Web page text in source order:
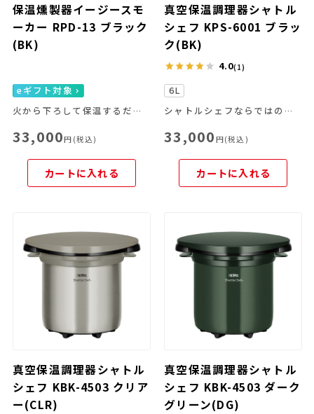
保温燻製器イージースモ
ーカー RPD-13 ブラック
(BK)
eギフト対象
火から下ろして保温するだけで本格的な燻製ができる
33,000円(税込)
カートに入れる
真空保温調理器シャトル
シェフ KPS-6001 ブラッ
ク(BK)
4.0(1)
6L
シャトルシェフならではの便利な機能を豊富なラインナップから
33,000 円(税込)
カートに入れる
真空保温調理器シャトル
シェフ KBK-4503 クリア
ー(CLR)
真空保温調理器シャトル
シェフ KBK-4503 ダーク
グリーン(DG)